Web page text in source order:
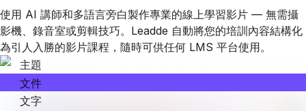
使用 AI 講師和多語言旁白製作專業的線上學習影片 — 無需攝
影機、錄音室或剪輯技巧。Leadde 自動將您的培訓內容結構化
為引人入勝的影片課程，隨時可供任何 LMS 平台使用。
主題
文件
文字